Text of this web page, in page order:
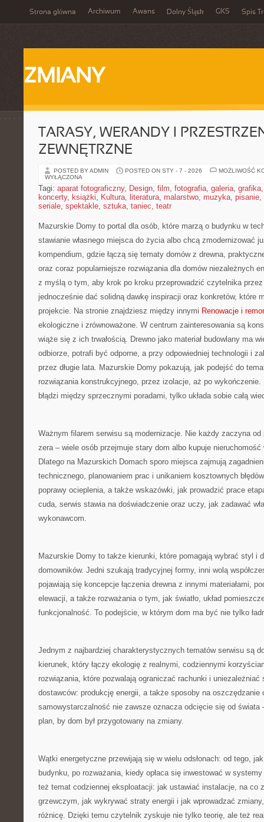
Strona główna Archiwum Awans Dolny Śląsk GKS Spis
ZMIANY
TARASY, WERANDY I
ZEWNĘTRZNE
POSTED BY ADMIN POSTED ON STY - 7 - 2026
MOŻLIWOŚĆ
WYŁĄCZONA
Tagi: aparat fotograficzny, Design, film, fotografia, galeria, grafika
koncerty, książki, Kultura, literatura, malarstwo, muzyka, pisanie,
seriale, spektakle, sztuka, taniec, teatr
Mazurskie Domy to portal dla osób, które marzą o budynku w
stawianie własnego miejsca do życia albo chcą zmodernizować
kompendium, gdzie łączą się tematy domów z drewna,
oraz coraz popularniejsze rozwiązania dla domów niezależnych
z myślą o tym, aby krok po kroku przeprowadzić czytelnika
jednocześnie dać solidną dawkę inspiracji oraz konkretów, które
projekcie. Na stronie znajdziesz między innymi Renowacje i
ekologiczne i zrównoważone. W centrum zainteresowania są
wiąże się z ich trwałością. Drewno jako materiał budowlany ma
odbiorze, potrafi być odporne, a przy odpowiedniej technologii i
przez długie lata. Mazurskie Domy pokazują, jak podejść do
rozwiązania konstrukcyjnego, przez izolacje, aż po
błądzi między sprzecznymi poradami, tylko układa sobie całą
Ważnym filarem serwisu są modernizacje. Nie każdy zaczyna od
zera – wiele osób przejmuje stary dom albo kupuje
Dlatego na Mazurskich Domach sporo miejsca zajmują
technicznego, planowaniem prac i unikaniem kosztownych
poprawy ocieplenia, a także wskazówki, jak prowadzić prace
cuda, serwis stawia na doświadczenie oraz uczy, jak zadawać
wykonawcom.
Mazurskie Domy to także kierunki, które pomagają wybrać styl i
domowników. Jedni szukają tradycyjnej formy, inni wolą
pojawiają się koncepcje łączenia drewna z innymi materiałami,
elewacji, a także rozważania o tym, jak światło, układ
funkcjonalność. To podejście, w którym dom ma być nie tylko
Jednym z najbardziej charakterystycznych tematów serwisu są
kierunek, który łączy ekologię z realnymi, codziennymi
rozwiązania, które pozwalają ograniczać rachunki i uniezależniać
dostawców: produkcję energii, a także sposoby na oszczędzanie
samowystarczalność nie zawsze oznacza odcięcie się od
plan, by dom był przygotowany na zmiany.
Wątki energetyczne przewijają się w wielu odsłonach: od tego,
budynku, po rozważania, kiedy opłaca się inwestować w
też temat codziennej eksploatacji: jak ustawiać instalacje, na co
grzewczym, jak wykrywać straty energii i jak wprowadzać
różnicę. Dzięki temu czytelnik zyskuje nie tylko teorię, ale też